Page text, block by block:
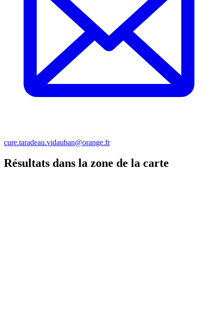
cure.taradeau.vidauban@orange.fr
Résultats dans la zone de la carte